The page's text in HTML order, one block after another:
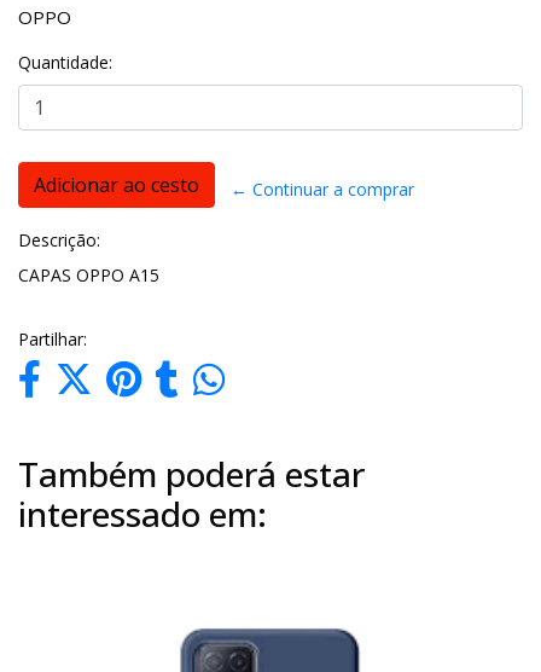
OPPO
Quantidade:
← Continuar a comprar
Descrição:
CAPAS OPPO A15
Partilhar:
Também poderá estar
interessado em: